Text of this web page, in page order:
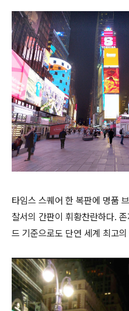
타임스 스퀘어 한 복판에 명품
찰서의 간판이 휘황찬란하다.
드 기준으로도 단연 세계 최고